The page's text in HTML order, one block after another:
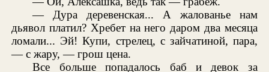
— Дура деревенская... А жалованье нам
дьявол платил? Хребет на него даром два месяца
ломали... Эй! Купи, стрелец, с зайчатиной, пара,
— с жару, — грош цена.
Все больше попадалось баб и девок за